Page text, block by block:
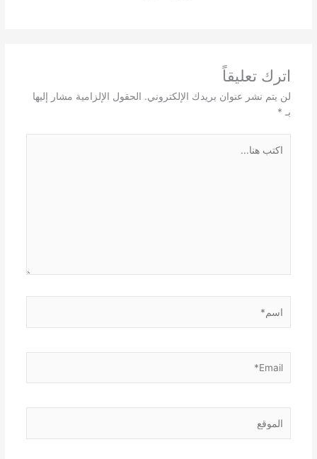
اترك تعليقاً
لن يتم نشر عنوان بريدك الإلكتروني. الحقول الإلزامية مشار إليها
بـ *
هنا...